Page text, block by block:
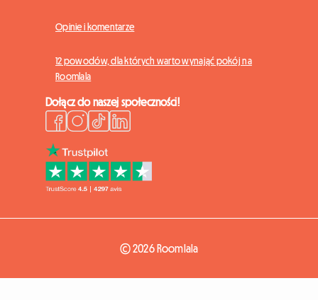
Opinie i komentarze
12 powodów, dla których warto wynająć pokój na
Roomlala
Dołącz do naszej społeczności!
© 2026 Roomlala